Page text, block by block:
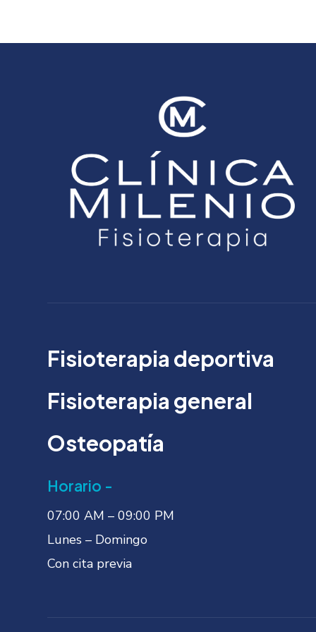
Fisioterapia deportiva
Fisioterapia general
Osteopatía
Horario -
07:00 AM – 09:00 PM
Lunes – Domingo
Con cita previa